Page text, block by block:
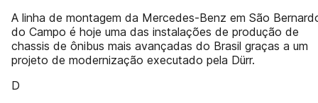
A linha de montagem da Mercedes-Benz em São
do Campo é hoje uma das instalações de produção de
chassis de ônibus mais avançadas do Brasil graças a um
projeto de modernização executado pela Dürr.
D